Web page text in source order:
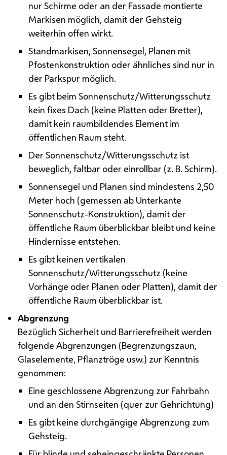
nur Schirme oder an der Fassade montierte
Markisen möglich, damit der Gehsteig
weiterhin offen wirkt.
Standmarkisen, Sonnensegel, Planen mit
Pfostenkonstruktion oder ähnliches sind nur in
der Parkspur möglich.
Es gibt beim Sonnenschutz/Witterungsschutz
kein fixes Dach (keine Platten oder Bretter),
damit kein raumbildendes Element im
öffentlichen Raum steht.
Der Sonnenschutz/Witterungsschutz ist
beweglich, faltbar oder einrollbar (z. B. Schirm).
Sonnensegel und Planen sind mindestens 2,50
Meter hoch (gemessen ab Unterkante
Sonnenschutz-Konstruktion), damit der
öffentliche Raum überblickbar bleibt und keine
Hindernisse entstehen.
Es gibt keinen vertikalen
Sonnenschutz/Witterungsschutz (keine
Vorhänge oder Planen oder Platten), damit der
öffentliche Raum überblickbar ist.
Abgrenzung
Bezüglich Sicherheit und Barrierefreiheit werden
folgende Abgrenzungen (Begrenzungszaun,
Glaselemente, Pflanztröge usw.) zur Kenntnis
genommen:
Eine geschlossene Abgrenzung zur Fahrbahn
und an den Stirnseiten (quer zur Gehrichtung)
Es gibt keine durchgängige Abgrenzung zum
Gehsteig.